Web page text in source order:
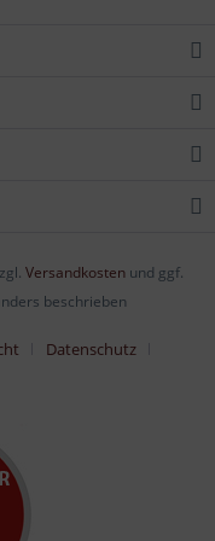
Versandkosten und ggf.
beschrieben
Datenschutz